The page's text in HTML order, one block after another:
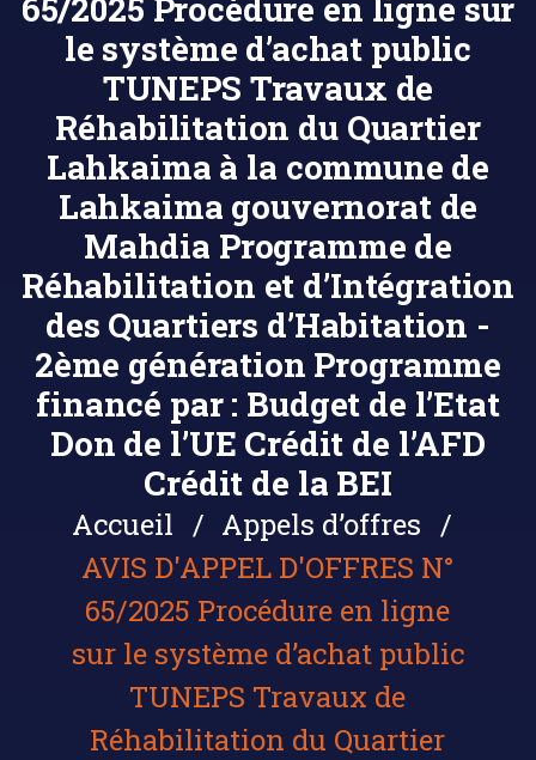
65/2025 Procédure en ligne sur
le système d’achat public
TUNEPS Travaux de
Réhabilitation du Quartier
Lahkaima à la commune de
Lahkaima gouvernorat de
Mahdia Programme de
Réhabilitation et d’Intégration
des Quartiers d’Habitation -
2ème génération Programme
financé par : Budget de l’Etat
Don de l’UE Crédit de l’AFD
Crédit de la BEI
Accueil
Appels d’offres
AVIS D'APPEL D'OFFRES N°
65/2025 Procédure en ligne
sur le système d’achat public
TUNEPS Travaux de
Réhabilitation du Quartier